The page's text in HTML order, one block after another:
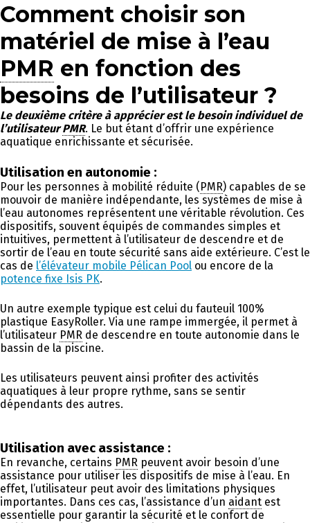
Comment choisir son
matériel de mise à l’eau
PMR en fonction des
besoins de l’utilisateur ?
Le deuxième critère à apprécier est le besoin individuel de
l’utilisateurPMR. Le but étant d’offrir une expérience
aquatique enrichissante et sécurisée.
Utilisation en autonomie :
Pour les personnes à mobilité réduite ( PMR) capables de se
mouvoir de manière indépendante, les systèmes de mise à
l’eau autonomes représentent une véritable révolution. Ces
dispositifs, souvent équipés de commandes simples et
intuitives, permettent à l’utilisateur de descendre et de
sortir de l’eau en toute sécurité sans aide extérieure. C’est le
cas de l’élévateur mobile Pélican Pool ou encore de la
potence fixe Isis PK.
Un autre exemple typique est celui du fauteuil 100%
plastique EasyRoller. Via une rampe immergée, il permet à
l’utilisateur PMR de descendre en toute autonomie dans le
bassin de la piscine.
Les utilisateurs peuvent ainsi profiter des activités
aquatiques à leur propre rythme, sans se sentir
dépendants des autres.
Utilisation avec assistance :
En revanche, certains PMR peuvent avoir besoin d’une
assistance pour utiliser les dispositifs de mise à l’eau. En
effet, l’utilisateur peut avoir des limitations physiques
importantes. Dans ces cas, l’assistance d’un aidant est
essentielle pour garantir la sécurité et le confort de